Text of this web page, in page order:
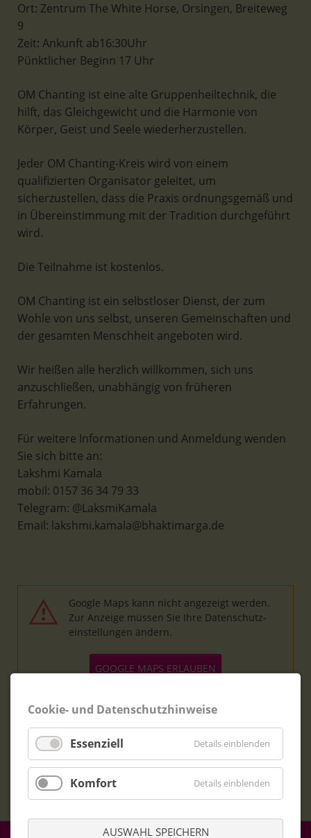
Cookie- und Datenschutzhinweise
Essenziell Details einblenden
Komfort Details einblenden
AUSWAHL SPEICHERN
Ort: Zentrum The White Horse, Orsingen, Breiteweg
9
Zeit: Ankunft ab16:30Uhr
Pünktlicher Beginn 17 Uhr
OM Chanting ist eine alte Gruppenheiltechnik, die
hilft, das Gleichgewicht und die Harmonie von
Körper, Geist und Seele wiederherzustellen.
Jeder OM Chanting-Kreis wird von einem
qualifizierten Organisator geleitet, um
sicherzustellen, dass die Praxis ordnungsgemäß und
in Übereinstimmung mit der Tradition durchgeführt
wird.
Die Teilnahme ist kostenlos.
OM Chanting ist ein selbstloser Dienst, der zum
Wohle von uns selbst, unseren Gemeinschaften und
der gesamten Menschheit angeboten wird.
Wir heißen alle herzlich willkommen, sich uns
anzuschließen, unabhängig von früheren
Erfahrungen.
Für weitere Informationen und Anmeldung wenden
Sie sich bitte an:
Lakshmi Kamala
mobil: 0157 36 34 79 33
Telegram: @LaksmiKamala
Email: lakshmi.kamala@bhaktimarga.de
Google Maps kann nicht angezeigt werden.
Zur Anzeige müssen Sie Ihre Datenschutz­
einstellungen ändern.
GOOGLE MAPS ERLAUBEN
Ort: Zentrum The White Horse in Orsingen-
Nenzingen, Breiteweg 9
Zurück